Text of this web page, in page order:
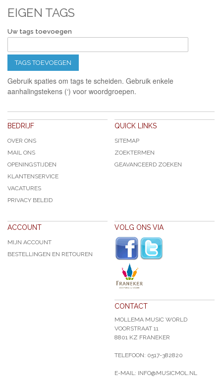
EIGEN TAGS
Uw tags toevoegen
TAGS TOEVOEGEN
Gebruik spaties om tags te scheiden. Gebruik enkele
aanhalingstekens (‘) voor woordgroepen.
BEDRIJF
OVER ONS
MAIL ONS
OPENINGSTIJDEN
KLANTENSERVICE
VACATURES
PRIVACY BELEID
QUICK LINKS
SITEMAP
ZOEKTERMEN
GEAVANCEERD ZOEKEN
ACCOUNT
MIJN ACCOUNT
BESTELLINGEN EN RETOUREN
VOLG ONS VIA
CONTACT
MOLLEMA MUSIC WORLD
VOORSTRAAT 11
8801 KZ FRANEKER
TELEFOON: 0517-382820
E-MAIL: INFO@MUSICMOL.NL